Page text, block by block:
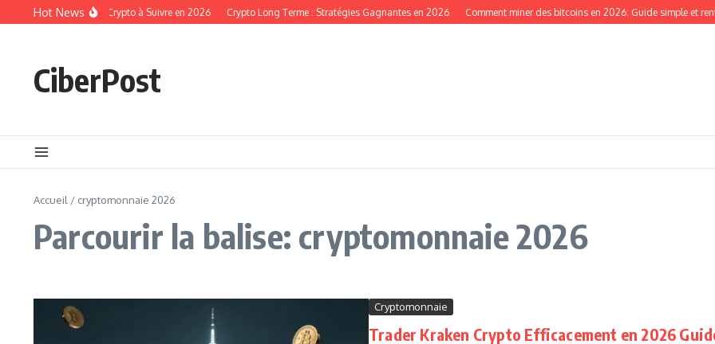
Aller au contenu
Hot News
Les Tendances Crypto à Suivre en 2026 Crypto Long Terme : Stratégies Gagnantes en 2026 Comment miner des bitcoins en 2026: Guide simple et
CiberPost
Accueil / cryptomonnaie 2026
Parcourir la balise: cryptomonnaie 2026
Cryptomonnaie
Trader Kraken Crypto Efficacement en 2026